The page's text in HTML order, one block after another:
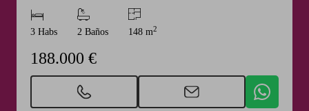
3 Habs 2 Baños 148 m2
188.000 €